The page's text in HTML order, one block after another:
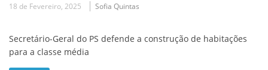
18 de Fevereiro, 2025 Sofia Quintas
Secretário-Geral do PS defende a construção de habitações
para a classe média